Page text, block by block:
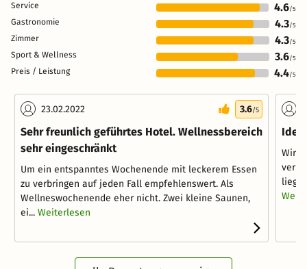
Service 4.6/5
Gastronomie 4.3/5
Zimmer 4.3/5
Sport & Wellness 3.6/5
Preis / Leistung 4.4/5
23.02.2022 3.6/5
Sehr freunlich geführtes Hotel. Wellnessbereich
sehr eingeschränkt
Um ein entspanntes Wochenende mit leckerem Essen
zu verbringen auf jeden Fall empfehlenswert. Als
Wellneswochenende eher nicht. Zwei kleine Saunen,
ei... Weiterlesen
Wir
liegt